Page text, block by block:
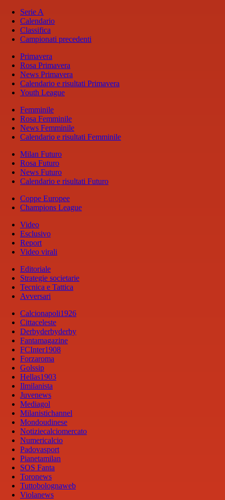
Serie A
Calendario
Classifica
Campionati precedenti
Primavera
Rosa Primavera
News Primavera
Calendario e risultati Primavera
Youth League
Femminile
Rosa Femminile
News Femminile
Calendario e risultati Femminile
Milan Futuro
Rosa Futuro
News Futuro
Calendario e risultati Futuro
Coppe Europee
Champions League
Video
Esclusivo
Report
Video virali
Editoriale
Strategie societarie
Tecnica e Tattica
Avversari
Calcionapoli1926
Cittaceleste
Derbyderbyderby
Fantamagazine
FCInter1908
Forzaroma
Golssip
Hellas1903
Ilmilanista
Juvenews
Mediagol
Milanistichannel
Mondoudinese
Notiziecalciomercato
Numericalcio
Padovasport
Pianetamilan
SOS Fanta
Toronews
Tuttobolognaweb
Violanews